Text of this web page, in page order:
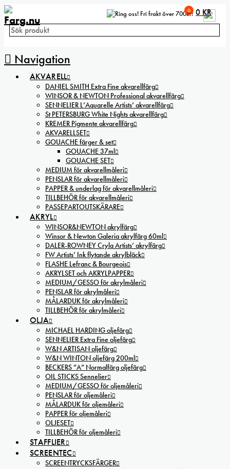
Fri frakt över 700kr!
Navigation
0 0 KR
AKVARELL
DANIEL SMITH Extra Fine akvarellfärg
WINSOR & NEWTON Professional akvarellfärg
SENNELIER L’Aquarelle Artists’ akvarellfärg
St PETERSBURG White Nights akvarellfärg
KREMER Pigmente akvarellfärg
AKVARELLSET
GOUACHE färger & set
GOUACHE 37ml
GOUACHE SET
MEDIUM för akvarellmåleri
PENSLAR för akvarellmåleri
PAPPER & underlag för akvarellmåleri
TILLBEHÖR för akvarellmåleri
PASSEPARTOUTSKÄRARE
AKRYL
WINSOR&NEWTON akrylfärg
Winsor & Newton Galeria akrylfärg 60ml
DALER-ROWNEY Cryla Artists’ akrylfärg
FW Artists’ Ink flytande akrylbläck
FLASHE Lefranc & Bourgeois
AKRYLSET och AKRYLPAPPER
MEDIUM/GESSO för akrylmåleri
PENSLAR för akrylmåleri
MÅLARDUK för akrylmåleri
TILLBEHÖR för akrylmåleri
OLJA
MICHAEL HARDING oljefärg
SENNELIER Extra Fine oljefärg
W&N ARTISAN oljefärg
W&N WINTON oljefärg 200ml
BECKERS ”A” Normalfärg oljefärg
OIL STICKS Sennelier
MEDIUM/GESSO för oljemåleri
PENSLAR för oljemåleri
MÅLARDUK för oljemåleri
PAPPER för oljemåleri
OLJESET
TILLBEHÖR för oljemåleri
STAFFLIER
SCREENTEC
SCREENTRYCKSFÄRGER